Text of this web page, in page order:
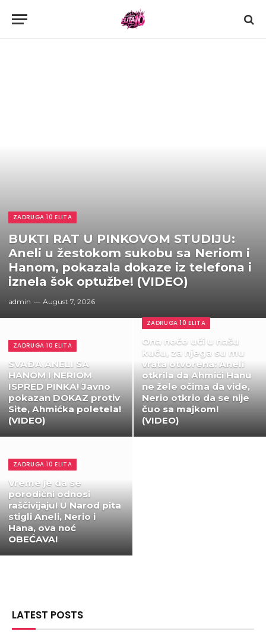
ZADRUGA 10 ELITA
BUKTI RAT U PINKOVOM STUDIJU:
Aneli u žestokom sukobu sa Neriom i
Hanom, pokazala dokaze iz telefona i
iznela šok optužbe! (VIDEO)
admin August 7, 2026
ZADRUGA 10 ELITA
SVAĐA ANELI SA
HANOM I NERIOM
ISPRED PINKA! Javno
pokazan DOKAZ protiv
Site, Ahmićka poletela!
(VIDEO)
ZADRUGA 10 ELITA
Ona neće ući u našu
kuću, za njega su mu
vrata otvorena: Aneli
otkrila da Ahmići Hanu
ne žele očima da vide,
Nerio otkrio da se nije
čuo sa majkom!
(VIDEO)
ZADRUGA 10 ELITA
Vreme je da se
porodični odnosi
raščivijaju! U Narod pita
stigli Aneli, Nerio i
Hana, ova noć
OBEĆAVA!
LATEST POSTS